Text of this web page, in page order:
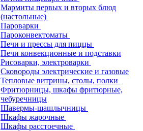
Мармиты первых и вторых блюд
(настольные)
Пароварки
Пароконвектоматы
Печи и прессы для пиццы
Печи конвекционные и подставки
Рисоварки, электроварки
Сковороды электрические и газовые
Тепловые витрины, столы, полки
Фритюрницы, шкафы фритюрные,
чебуречницы
Шавермы-шашлычницы
Шкафы жарочные
Шкафы расстоечные